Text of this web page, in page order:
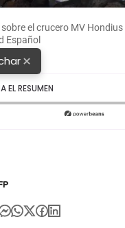
el crucero MV
Español
×
EL RESUMEN
transcurrido: 0 segundos